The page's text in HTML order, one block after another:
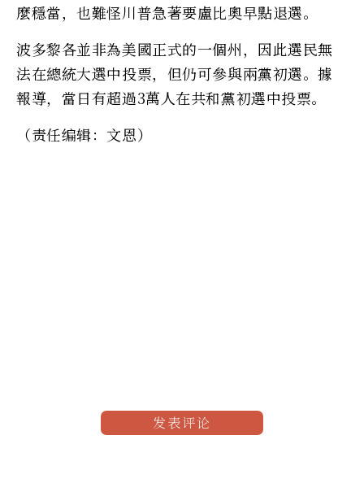
麼穩當，也難怪川普急著要盧比奧早點退選。
波多黎各並非為美國正式的一個州，因此選民無
法在總統大選中投票，但仍可參與兩黨初選。據
報導，當日有超過3萬人在共和黨初選中投票。
（责任编辑：文恩）
发表评论